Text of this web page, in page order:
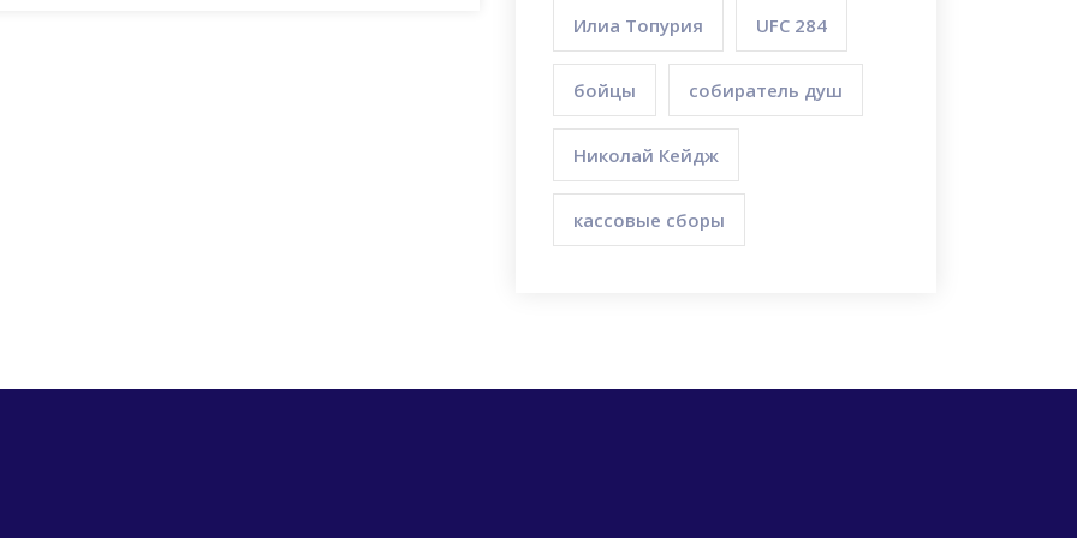
Илиа Топурия UFC 284
бойцы собиратель душ
Николай Кейдж
кассовые сборы